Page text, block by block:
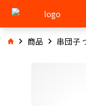
商品 串団子